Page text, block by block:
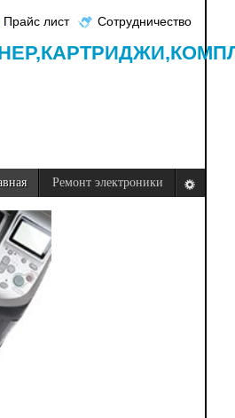
Прайс лист Сотрудничество
КАРТРИДЖИ,
Ремонт электроники